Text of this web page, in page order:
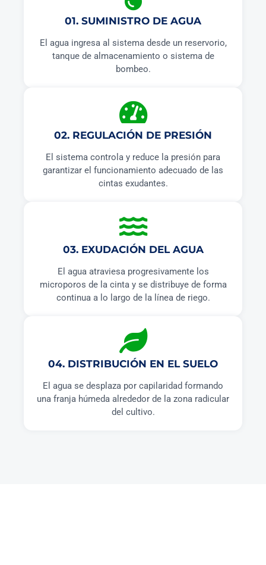
01. SUMINISTRO DE AGUA
El agua ingresa al sistema desde un reservorio,
tanque de almacenamiento o sistema de
bombeo.
02. REGULACIÓN DE PRESIÓN
El sistema controla y reduce la presión para
garantizar el funcionamiento adecuado de las
cintas exudantes.
03. EXUDACIÓN DEL AGUA
El agua atraviesa progresivamente los
microporos de la cinta y se distribuye de forma
continua a lo largo de la línea de riego.
04. DISTRIBUCIÓN EN EL SUELO
El agua se desplaza por capilaridad formando
una franja húmeda alrededor de la zona radicular
del cultivo.